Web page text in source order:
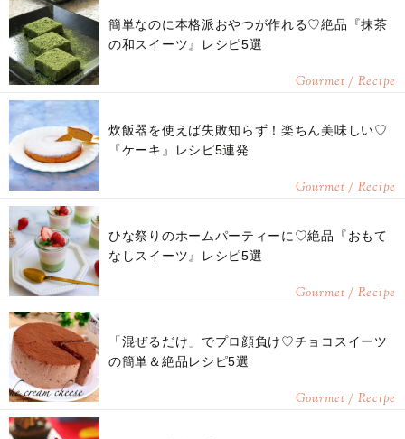
簡単なのに本格派おやつが作れる♡絶品『抹茶
の和スイーツ』レシピ5選
Gourmet / Recipe
炊飯器を使えば失敗知らず！楽ちん美味しい♡
『ケーキ』レシピ5連発
Gourmet / Recipe
ひな祭りのホームパーティーに♡絶品『おもて
なしスイーツ』レシピ5選
Gourmet / Recipe
「混ぜるだけ」でプロ顔負け♡チョコスイーツ
の簡単＆絶品レシピ5選
Gourmet / Recipe